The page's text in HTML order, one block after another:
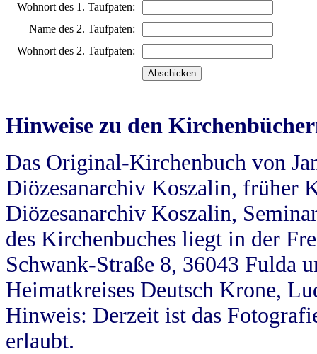
Wohnort des 1. Taufpaten:
Name des 2. Taufpaten:
Wohnort des 2. Taufpaten:
Hinweise zu den
Das Original-Kirchenbuch von
Diözesanarchiv Koszalin, früher
Diözesanarchiv Koszalin,
des Kirchenbuches liegt in der
Schwank-Straße 8, 36043 Fulda
Heimatkreises Deutsch Krone,
Hinweis: Derzeit ist das
erlaubt.